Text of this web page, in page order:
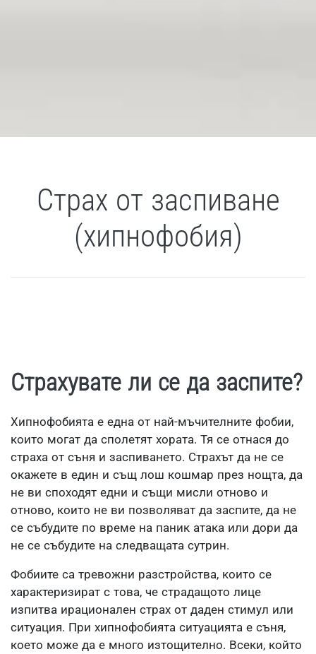
Страх от заспиване
(хипнофобия)
Страхувате ли се да заспите?
Хипнофобията е една от най-мъчителните фобии,
които могат да сполетят хората. Тя се отнася до
страха от съня и заспиването. Страхът да не се
окажете в един и същ лош кошмар през нощта, да
не ви споходят едни и същи мисли отново и
отново, които не ви позволяват да заспите, да не
се събудите по време на паник атака или дори да
не се събудите на следващата сутрин.
Фобиите са тревожни разстройства, които се
характеризират с това, че страдащото лице
изпитва ирационален страх от даден стимул или
ситуация. При хипнофобията ситуацията е съня,
което може да е много изтощително. Всеки, който